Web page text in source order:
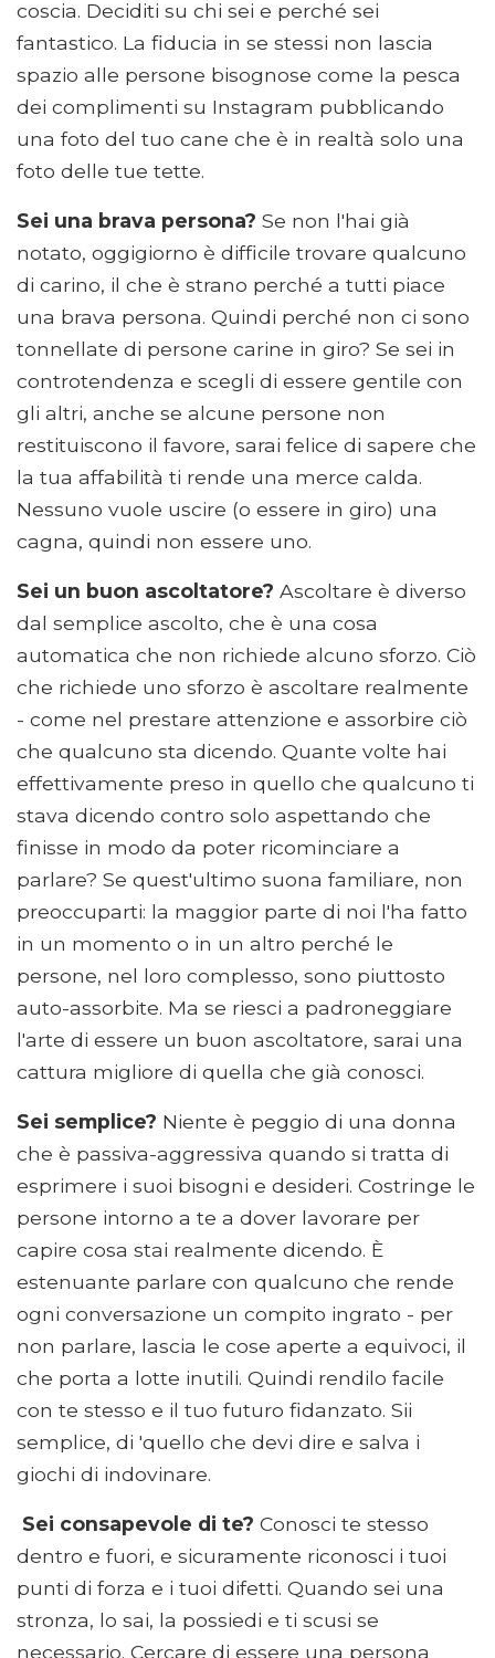
coscia. Deciditi su chi sei e perché sei
fantastico. La fiducia in se stessi non lascia
spazio alle persone bisognose come la pesca
dei complimenti su Instagram pubblicando
una foto del tuo cane che è in realtà solo una
foto delle tue tette.
Sei una brava persona? Se non l'hai già
notato, oggigiorno è difficile trovare qualcuno
di carino, il che è strano perché a tutti piace
una brava persona. Quindi perché non ci sono
tonnellate di persone carine in giro? Se sei in
controtendenza e scegli di essere gentile con
gli altri, anche se alcune persone non
restituiscono il favore, sarai felice di sapere che
la tua affabilità ti rende una merce calda.
Nessuno vuole uscire (o essere in giro) una
cagna, quindi non essere uno.
Sei un buon ascoltatore? Ascoltare è diverso
dal semplice ascolto, che è una cosa
automatica che non richiede alcuno sforzo. Ciò
che richiede uno sforzo è ascoltare realmente
- come nel prestare attenzione e assorbire ciò
che qualcuno sta dicendo. Quante volte hai
effettivamente preso in quello che qualcuno ti
stava dicendo contro solo aspettando che
finisse in modo da poter ricominciare a
parlare? Se quest'ultimo suona familiare, non
preoccuparti: la maggior parte di noi l'ha fatto
in un momento o in un altro perché le
persone, nel loro complesso, sono piuttosto
auto-assorbite. Ma se riesci a padroneggiare
l'arte di essere un buon ascoltatore, sarai una
cattura migliore di quella che già conosci.
Sei semplice? Niente è peggio di una donna
che è passiva-aggressiva quando si tratta di
esprimere i suoi bisogni e desideri. Costringe le
persone intorno a te a dover lavorare per
capire cosa stai realmente dicendo. È
estenuante parlare con qualcuno che rende
ogni conversazione un compito ingrato - per
non parlare, lascia le cose aperte a equivoci, il
che porta a lotte inutili. Quindi rendilo facile
con te stesso e il tuo futuro fidanzato. Sii
semplice, di 'quello che devi dire e salva i
giochi di indovinare.
Sei consapevole di te? Conosci te stesso
dentro e fuori, e sicuramente riconosci i tuoi
punti di forza e i tuoi difetti. Quando sei una
stronza, lo sai, la possiedi e ti scusi se
necessario. Cercare di essere una persona